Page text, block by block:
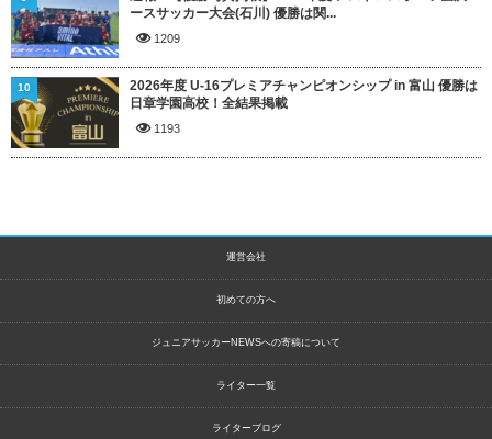
ースサッカー大会(石川) 優勝は関...
1209
2026年度 U-16プレミアチャンピオンシップ in 富山 優勝は
日章学園高校！全結果掲載
1193
10
運営会社
初めての方へ
ジュニアサッカーNEWSへの寄稿について
ライター一覧
ライターブログ